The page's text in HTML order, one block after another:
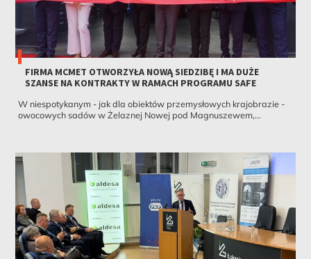
FIRMA MCMET OTWORZYŁA NOWĄ SIEDZIBĘ I MA DUŻE
SZANSE NA KONTRAKTY W RAMACH PROGRAMU SAFE
W niespotykanym - jak dla obiektów przemysłowych krajobrazie -
owocowych sadów w Żelaznej Nowej pod Magnuszewem,...